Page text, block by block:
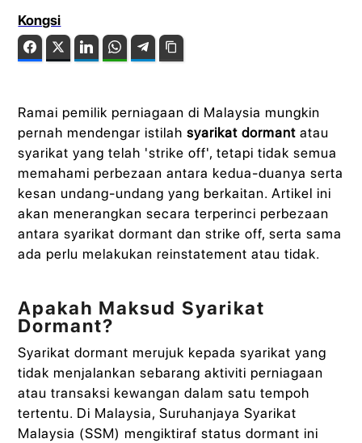
Kongsi
FacebookTwitter LinkedIn WhatsAppTelegram
Ramai pemilik perniagaan di Malaysia mungkin
pernah mendengar istilahsyarikat dormant atau
syarikat yang telah 'strike off', tetapi tidak semua
memahami perbezaan antara kedua-duanya serta
kesan undang-undang yang berkaitan. Artikel ini
akan menerangkan secara terperinci perbezaan
antara syarikat dormant dan strike off, serta sama
ada perlu melakukan reinstatement atau tidak.
Apakah Maksud Syarikat
Dormant?
Syarikat dormant merujuk kepada syarikat yang
tidak menjalankan sebarang aktiviti perniagaan
atau transaksi kewangan dalam satu tempoh
tertentu. Di Malaysia, Suruhanjaya Syarikat
Malaysia (SSM) mengiktiraf status dormant ini